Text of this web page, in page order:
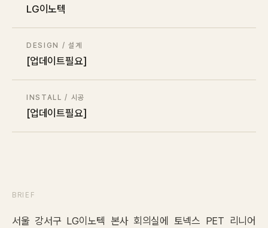
About
Inquiry→
LG이노텍
DESIGN / 설계
[업데이트필요]
INSTALL / 시공
[업데이트필요]
BRIEF
서울 강서구 LG이노텍 본사 회의실에 토넥스 PET 리니어